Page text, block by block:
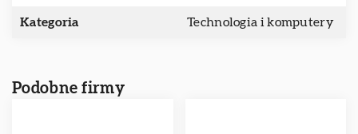
Kategoria Technologia i komputery
Podobne firmy